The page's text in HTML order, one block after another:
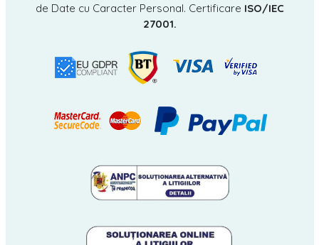
de Date cu Caracter Personal. Certificare ISO/IEC
27001.